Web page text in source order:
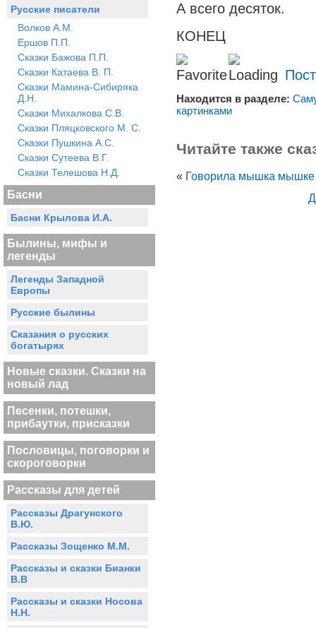
Русские писатели
Волков А.М.
Ершов П.П.
Сказки Бажова П.П.
Сказки Катаева В. П.
Сказки Мамина-Сибиряка
Д.Н.
Сказки Михалкова С.В.
Сказки Пляцковского М. С.
Сказки Пушкина А.С.
Сказки Сутеева В.Г.
Сказки Телешова Н.Д.
Басни
Басни Крылова И.А.
Былины, мифы и
легенды
Легенды Западной
Европы
Русские былины
Сказания о русских
богатырях
Новые сказки. Сказки на
новый лад
Песенки, потешки,
прибаутки, присказки
Пословицы, поговорки и
скороговорки
Рассказы для детей
Рассказы Драгунского
В.Ю.
Рассказы Зощенко М.М.
Рассказы и сказки Бианки
В.В
Рассказы и сказки Носова
Н.Н.
А всего десяток.
КОНЕЦ
Находится в разделе:
картинками
Читайте также
« Говорила мышка